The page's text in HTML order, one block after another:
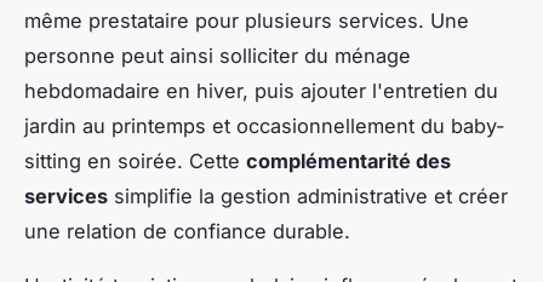
même prestataire pour plusieurs services. Une
personne peut ainsi solliciter du ménage
hebdomadaire en hiver, puis ajouter l'entretien du
jardin au printemps et occasionnellement du baby-
sitting en soirée. Cette complémentarité des
services simplifie la gestion administrative et créer
une relation de confiance durable.